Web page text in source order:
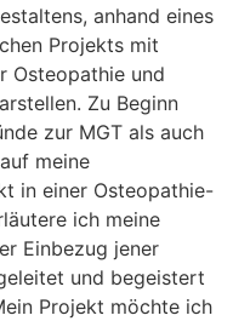
anhand eines
Projekts mit
Osteopathie und
Zu Beginn
zur MGT als auch
meine
in einer Osteopathie-
ich meine
Einbezug jener
und begeistert
Projekt möchte ich